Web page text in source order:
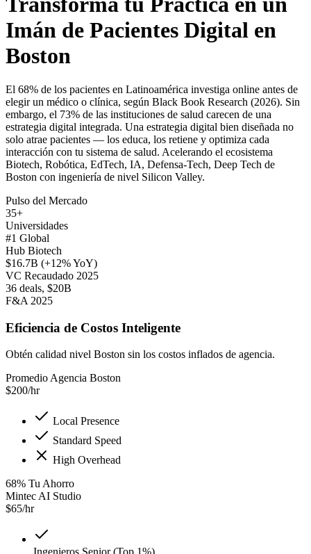
Imán de Pacientes Digital en
Boston
El 68% de los pacientes en Latinoamérica investiga online antes de
elegir un médico o clínica, según Black Book Research (2026). Sin
embargo, el 73% de las instituciones de salud carecen de una
estrategia digital integrada. Una estrategia digital bien diseñada no
solo atrae pacientes — los educa, los retiene y optimiza cada
interacción con tu sistema de salud. Acelerando el ecosistema
Biotech, Robótica, EdTech, IA, Defensa-Tech, Deep Tech de
Boston con ingeniería de nivel Silicon Valley.
Pulso del Mercado
35+
Universidades
#1 Global
Hub Biotech
$16.7B (+12% YoY)
VC Recaudado 2025
36 deals, $20B
F&A 2025
Eficiencia de Costos Inteligente
Obtén calidad nivel Boston sin los costos inflados de agencia.
Promedio Agencia Boston
$200/hr
Local Presence
Standard Speed
High Overhead
68% Tu Ahorro
Mintec AI Studio
$65/hr